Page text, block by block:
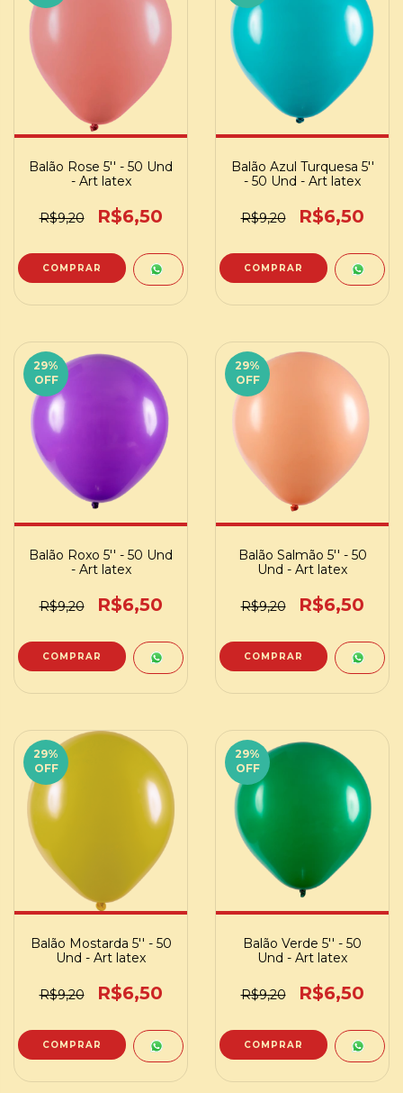
Balão Rose 5'' - 50 Und
- Art latex
R$9,20 R$6,50
Balão Azul Turquesa 5''
- 50 Und - Art latex
R$9,20 R$6,50
29%
OFF
Balão Roxo 5'' - 50 Und
- Art latex
R$9,20 R$6,50
29%
OFF
Balão Salmão 5'' - 50
Und - Art latex
R$9,20 R$6,50
29%
OFF
Balão Mostarda 5'' - 50
Und - Art latex
R$9,20 R$6,50
29%
OFF
Balão Verde 5'' - 50
Und - Art latex
R$9,20 R$6,50